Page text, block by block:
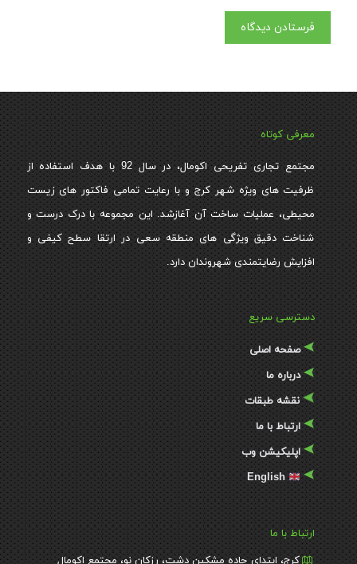
معرفی کوتاه
مجتمع تجاری تفریحی اکومال، در سال 92 با هدف استفاده از
ظرفیت های ویژه شهر کرج و با رعایت تمامی فاکتور های زیست
محیطی، عملیات ساخت آن آغازشد. این مجموعه با درک درست و
شناخت دقیق ویژگی های منطقه سعی در ارتقا سطح کیفی و
افزایش رضایتمندی شهروندان دارد.
دسترسی سریع
صفحه اصلی
درباره ما
نقشه طبقات
ارتباط با ما
اپلیکیشن وب
English
ارتباط با ما
کرج، ابتدای جاده مشکین دشت، رزکان نو، مجتمع اکومال